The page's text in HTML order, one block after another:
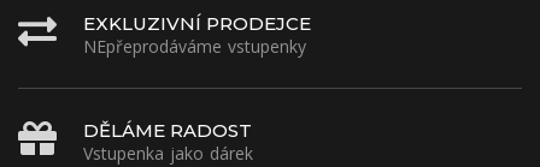
EXKLUZIVNÍ PRODEJCE
NEpřeprodáváme vstupenky
DĚLÁME RADOST
Vstupenka jako dárek